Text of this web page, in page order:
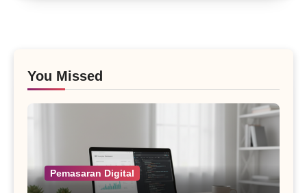
You Missed
Pemasaran Digital